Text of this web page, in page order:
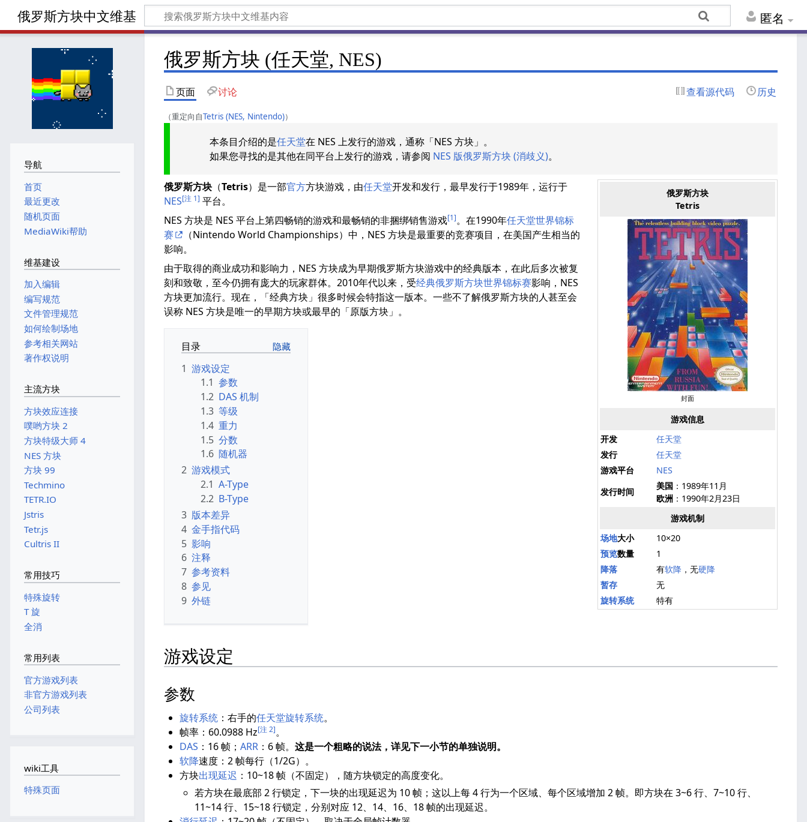
匿名
俄罗斯方块中文维基
俄罗斯方块 (任天堂, NES)
页面 讨论 查看源代码 历史
（重定向自Tetris (NES, Nintendo)）
本条目介绍的是任天堂在 NES 上发行的游戏，通称「NES 方块」。
如果您寻找的是其他在同平台上发行的游戏，请参阅 NES 版俄罗斯方块 (消歧义)。
俄罗斯方块
Tetris
封面
游戏信息
开发
任天堂
发行
任天堂
游戏平台
NES
发行时间
美国 ：1989年11月
欧洲 ：1990年2月23日
游戏机制
场地大小
10×20
预览数量
1
降落
有软降 ，无硬降
暂存
无
旋转系统
特有
俄罗斯方块 （Tetris）是一部官方方块游戏，由任天堂开发和发行，最早发行于1989年，运行于
NES[注 1] 平台。
NES 方块是 NES 平台上第四畅销的游戏和最畅销的非捆绑销售游戏[1]。在1990年任天堂世界锦标
赛
（Nintendo World Championships）中，NES 方块是最重要的竞赛项目，在美国产生相当的
影响。
由于取得的商业成功和影响力，NES 方块成为早期俄罗斯方块游戏中的经典版本，在此后多次被复
刻和致敬，至今仍拥有庞大的玩家群体。2010年代以来，受经典俄罗斯方块世界锦标赛影响，NES
方块更加流行。现在，「经典方块」很多时候会特指这一版本。一些不了解俄罗斯方块的人甚至会
误称 NES 方块是唯一的早期方块或最早的「原版方块」。
目录
1 游戏设定
1.1 参数
1.2 DAS 机制
1.3 等级
1.4 重力
1.5 分数
1.6 随机器
2 游戏模式
2.1 A-Type
2.2 B-Type
3 版本差异
4 金手指代码
5 影响
6 注释
7 参考资料
8 参见
9 外链
游戏设定
参数
旋转系统：右手的任天堂旋转系统。
帧率：60.0988 Hz[注 2]。
DAS ：16 帧； ARR：6 帧。 这是一个粗略的说法，详见下一小节的单独说明。
软降速度：2 帧每行（1/2G）。
方块出现延迟 ：10~18 帧（不固定），随方块锁定的高度变化。
若方块在最底部 2 行锁定，下一块的出现延迟为 10 帧；这以上每 4 行为一个区域、每个区域增加 2 帧。即方块在 3~6 行、7~10 行、
11~14 行、15~18 行锁定，分别对应 12、14、16、18 帧的出现延迟。
导航
首页
最近更改
随机页面
MediaWiki帮助
维基建设
加入编辑
编写规范
文件管理规范
如何绘制场地
参考相关网站
著作权说明
主流方块
方块效应连接
噗哟方块 2
方块特级大师 4
NES 方块
方块 99
Techmino
TETR.IO
Jstris
Tetr.js
Cultris II
常用技巧
特殊旋转
T 旋
全消
常用列表
官方游戏列表
非官方游戏列表
公司列表
wiki工具
特殊页面